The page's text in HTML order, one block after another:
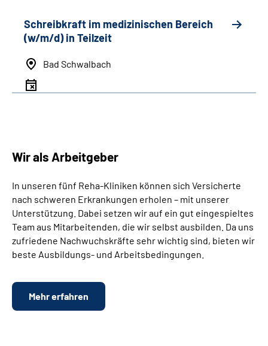
Schreibkraft im medizinischen Bereich
(w/m/d) in Teilzeit
Bad Schwalbach
Wir als Arbeitgeber
In unseren fünf Reha-Kliniken können sich Versicherte
nach schweren Erkrankungen erholen – mit unserer
Unterstützung. Dabei setzen wir auf ein gut eingespieltes
Team aus Mitarbeitenden, die wir selbst ausbilden. Da uns
zufriedene Nachwuchskräfte sehr wichtig sind, bieten wir
beste Ausbildungs- und Arbeitsbedingungen.
Mehr erfahren